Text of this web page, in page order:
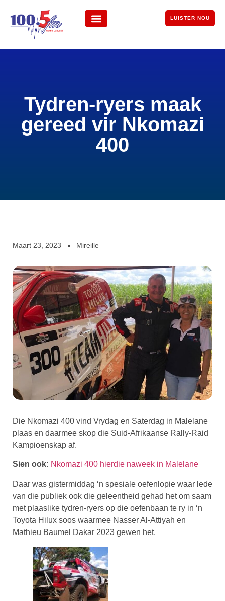
LUISTER NOU
Tydren-ryers maak
gereed vir Nkomazi
400
Maart 23, 2023 Mireille
Die Nkomazi 400 vind Vrydag en Saterdag in Malelane
plaas en daarmee skop die Suid-Afrikaanse Rally-Raid
Kampioenskap af.
Sien ook: Nkomazi 400 hierdie naweek in Malelane
Daar was gistermiddag ‘n spesiale oefenlopie waar lede
van die publiek ook die geleentheid gehad het om saam
met plaaslike tydren-ryers op die oefenbaan te ry in ‘n
Toyota Hilux soos waarmee Nasser Al-Attiyah en
Mathieu Baumel Dakar 2023 gewen het.